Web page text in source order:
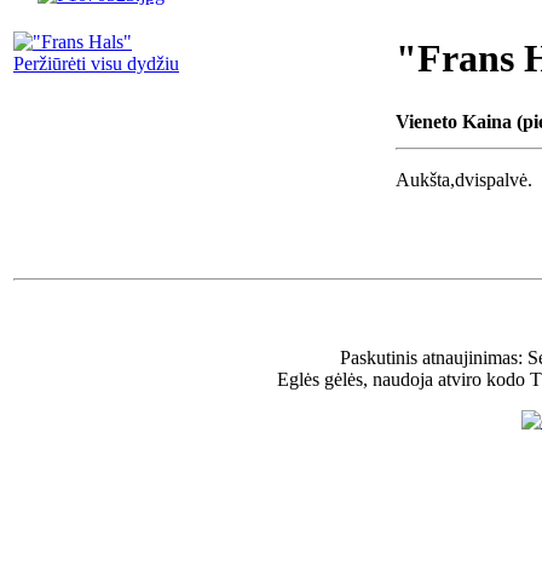
Peržiūrėti visu dydžiu "Frans
Vieneto Kaina
Aukšta,dvispalvė.
Paskutinis atnaujinimas:
Eglės gėlės, naudoja atviro kodo